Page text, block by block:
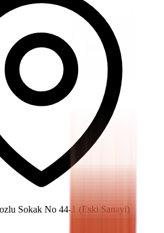
Sokak No 44-1 (Eski Sanayi)